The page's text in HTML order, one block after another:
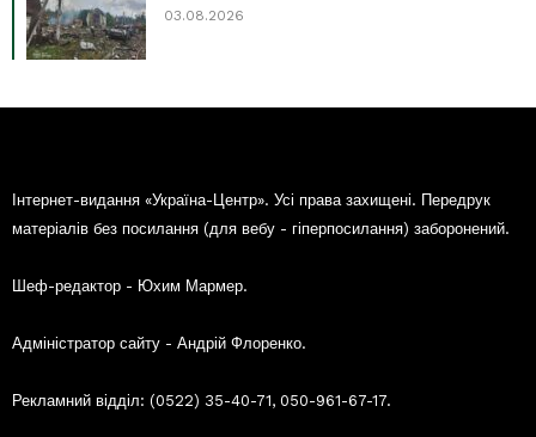
03.08.2026
Інтернет-видання «Україна-Центр». Усі права захищені. Передрук
матеріалів без посилання (для вебу - гіперпосилання) заборонений.
Шеф-редактор - Юхим Мармер.
Адміністратор сайту - Андрій Флоренко.
Рекламний відділ: (0522) 35-40-71, 050-961-67-17.